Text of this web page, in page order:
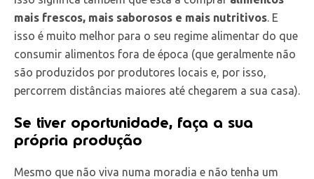
mais frescos, mais saborosos e mais nutritivos . E
isso é muito melhor para o seu regime alimentar do que
consumir alimentos fora de época (que geralmente não
são produzidos por produtores locais e, por isso,
percorrem distâncias maiores até chegarem a sua casa).
Se tiver oportunidade, faça a sua
própria produção
Mesmo que não viva numa moradia e não tenha um